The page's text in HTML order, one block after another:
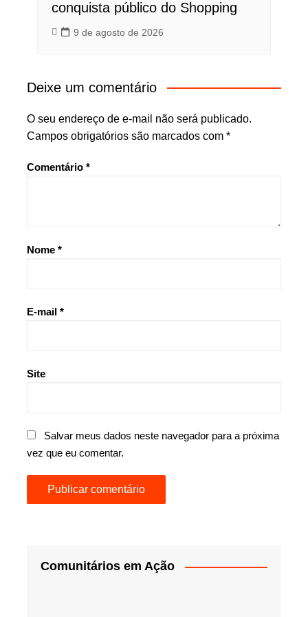
conquista público do Shopping
9 de agosto de 2026
Deixe um comentário
O seu endereço de e-mail não será publicado.
Campos obrigatórios são marcados com *
Comentário *
Nome *
E-mail *
Site
Salvar meus dados neste navegador para a próxima
vez que eu comentar.
Comunitários em Ação